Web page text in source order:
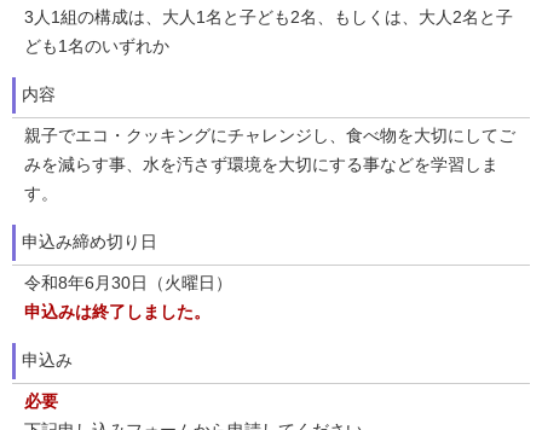
3人1組の構成は、大人1名と子ども2名、もしくは、大人2名と子
ども1名のいずれか
内容
親子でエコ・クッキングにチャレンジし、食べ物を大切にしてご
みを減らす事、水を汚さず環境を大切にする事などを学習しま
す。
申込み締め切り日
令和8年6月30日（火曜日）
申込みは終了しました。
申込み
必要